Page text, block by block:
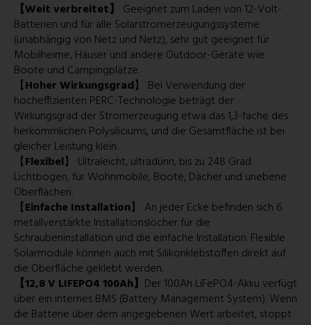
【Weit verbreitet】 Geeignet zum Laden von 12-Volt-
Batterien und für alle Solarstromerzeugungssysteme
(unabhängig von Netz und Netz), sehr gut geeignet für
Mobilheime, Häuser und andere Outdoor-Geräte wie
Boote und Campingplätze.
【Hoher Wirkungsgrad】 Bei Verwendung der
hocheffizienten PERC-Technologie beträgt der
Wirkungsgrad der Stromerzeugung etwa das 1,3-fache des
herkömmlichen Polysiliciums, und die Gesamtfläche ist bei
gleicher Leistung klein.
【Flexibel】 Ultraleicht, ultradünn, bis zu 248 Grad
Lichtbogen, für Wohnmobile, Boote, Dächer und unebene
Oberflächen.
【Einfache Installation】 An jeder Ecke befinden sich 6
metallverstärkte Installationslöcher für die
Schraubeninstallation und die einfache Installation. Flexible
Solarmodule können auch mit Silikonklebstoffen direkt auf
die Oberfläche geklebt werden.
【12,8 V LIFEPO4 100Ah】 Der 100Ah LiFePO4-Akku verfügt
über ein internes BMS (Battery Management System). Wenn
die Batterie über dem angegebenen Wert arbeitet, stoppt